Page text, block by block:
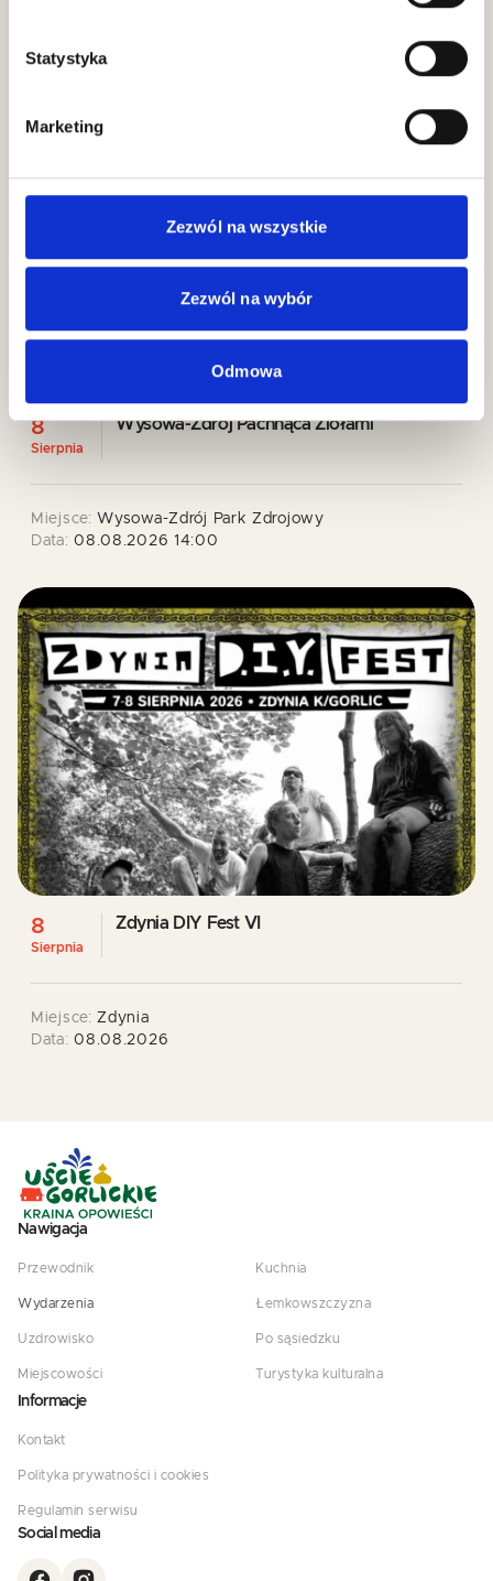
Statystyka
Marketing
Zezwól na wszystkie
Zezwól na wybór
Odmowa
8
Sierpnia
Wysowa-Zdrój Pachnąca Ziołami
Miejsce: Wysowa-Zdrój Park Zdrojowy
Data: 08.08.2026 14:00
8
Sierpnia
Zdynia DIY Fest VI
Miejsce: Zdynia
Data: 08.08.2026
Nawigacja
Przewodnik
Wydarzenia
Uzdrowisko
Miejscowości
Kuchnia
Łemkowszczyzna
Po sąsiedzku
Turystyka kulturalna
Informacje
Kontakt
Polityka prywatności i cookies
Regulamin serwisu
Social media